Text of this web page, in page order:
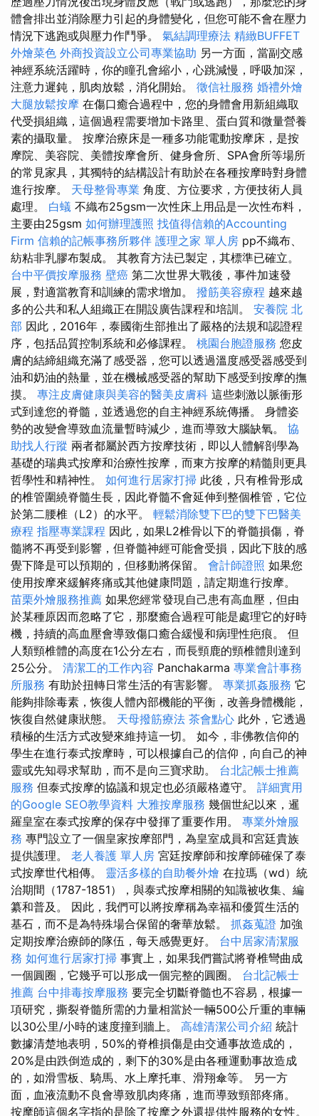
體會排出並消除壓力引起的身體變化，但您可能不會在壓力
情況下逃跑或與壓力作鬥爭。 氣結調理療法 精緻BUFFET
外燴菜色 外商投資設立公司專業協助 另一方面，當副交感
神經系統活躍時，你的瞳孔會縮小，心跳減慢，呼吸加深，
注意力遲鈍，肌肉放鬆，消化開始。 徵信社服務 婚禮外燴
大腿放鬆按摩 在傷口癒合過程中，您的身體會用新組織取
代受損組織，這個過程需要增加卡路里、蛋白質和微量營養
素的攝取量。 按摩治療床是一種多功能電動按摩床，是按
摩院、美容院、美體按摩會所、健身會所、SPA會所等場所
的常見家具，其獨特的結構設計有助於在各種按摩時對身體
進行按摩。 天母整骨專業 角度、方位要求，方便技術人員
處理。 白蟻 不織布25gsm一次性床上用品是一次性布料，
主要由25gsm 如何辦理護照 找值得信賴的Accounting
Firm 信賴的記帳事務所夥伴 護理之家 單人房 pp不織布、
紡粘非乳膠布製成。 其教育方法已製定，其標準已確立。
台中平價按摩服務 壁癌 第二次世界大戰後，事件加速發
展，對適當教育和訓練的需求增加。 撥筋美容療程 越來越
多的公共和私人組織正在開設廣告課程和培訓。 安養院 北
部 因此，2016年，泰國衛生部推出了嚴格的法規和認證程
序，包括品質控制系統和必修課程。 桃園台胞證服務 您皮
膚的結締組織充滿了感受器，您可以透過溫度感受器感受到
油和奶油的熱量，並在機械感受器的幫助下感受到按摩的撫
摸。 專注皮膚健康與美容的醫美皮膚科 這些刺激以脈衝形
式到達您的脊髓，並透過您的自主神經系統傳播。 身體姿
勢的改變會導致血流量暫時減少，進而導致大腦缺氧。 協
助找人行蹤 兩者都屬於西方按摩技術，即以人體解剖學為
基礎的瑞典式按摩和治療性按摩，而東方按摩的精髓則更具
哲學性和精神性。 如何進行居家打掃 此後，只有椎骨形成
的椎管圍繞脊髓生長，因此脊髓不會延伸到整個椎管，它位
於第二腰椎（L2）的水平。 輕鬆消除雙下巴的雙下巴醫美
療程 指壓專業課程 因此，如果L2椎骨以下的脊髓損傷，脊
髓將不再受到影響，但脊髓神經可能會受損，因此下肢的感
覺下降是可以預期的，但移動將保留。 會計師證照 如果您
使用按摩來緩解疼痛或其他健康問題，請定期進行按摩。
苗栗外燴服務推薦 如果您經常發現自己患有高血壓，但由
於某種原因而忽略了它，那麼癒合過程可能是處理它的好時
機，持續的高血壓會導致傷口癒合緩慢和病理性疤痕。 但
人類頸椎體的高度在1公分左右，而長頸鹿的頸椎體則達到
25公分。 清潔工的工作內容 Panchakarma 專業會計事務
所服務 有助於扭轉日常生活的有害影響。 專業抓姦服務 它
能夠排除毒素，恢復人體內部機能的平衡，改善身體機能，
恢復自然健康狀態。 天母撥筋療法 茶會點心 此外，它透過
積極的生活方式改變來維持這一切。 如今，非佛教信仰的
學生在進行泰式按摩時，可以根據自己的信仰，向自己的神
靈或先知尋求幫助，而不是向三寶求助。 台北記帳士推薦
服務 但泰式按摩的協議和規定也必須嚴格遵守。 詳細實用
的Google SEO教學資料 大雅按摩服務 幾個世紀以來，暹
羅皇室在泰式按摩的保存中發揮了重要作用。 專業外燴服
務 專門設立了一個皇家按摩部門，為皇室成員和宮廷貴族
提供護理。 老人養護 單人房 宮廷按摩師和按摩師確保了泰
式按摩世代相傳。 靈活多樣的自助餐外燴 在拉瑪（wd）統
治期間（1787-1851），與泰式按摩相關的知識被收集、編
纂和普及。 因此，我們可以將按摩稱為幸福和優質生活的
基石，而不是為特殊場合保留的奢華放鬆。 抓姦蒐證 加強
定期按摩治療師的隊伍，每天感覺更好。 台中居家清潔服
務 如何進行居家打掃 事實上，如果我們嘗試將脊椎彎曲成
一個圓圈，它幾乎可以形成一個完整的圓圈。 台北記帳士
推薦 台中排毒按摩服務 要完全切斷脊髓也不容易，根據一
項研究，撕裂脊髓所需的力量相當於一輛500公斤重的車輛
以30公里/小時的速度撞到牆上。 高雄清潔公司介紹 統計
數據清楚地表明，50%的脊椎損傷是由交通事故造成的，
20%是由跌倒造成的，剩下的30%是由各種運動事故造成
的，如滑雪板、騎馬、水上摩托車、滑翔傘等。 另一方
面，血液流動不良會導致肌肉疼痛，進而導致頸部疼痛。
按摩師這個名字指的是除了按摩之外還提供性服務的女性。